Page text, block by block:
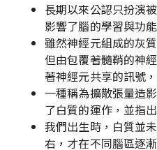
長期以來公認只扮演
影響了腦的學習與功
雖然神經元組成的灰
但由包覆著髓鞘的神
著神經元共享的訊號
一種稱為擴散張量造
了白質的運作，並指
我們出生時，白質並
右，才在不同腦區逐